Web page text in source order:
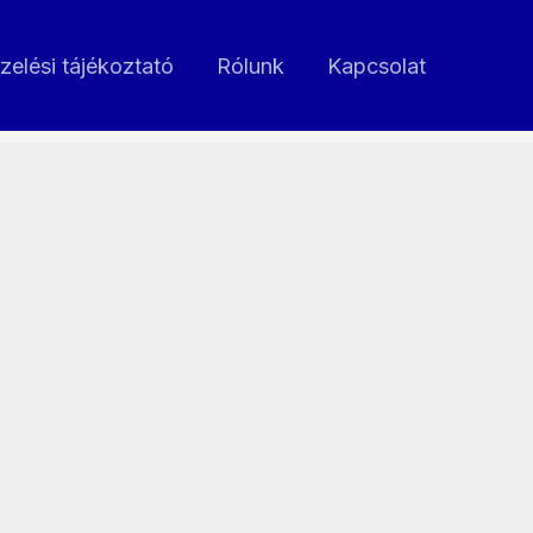
tájékoztató Rólunk Kapcsolat